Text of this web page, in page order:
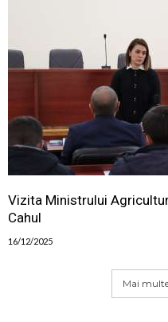
Vizita Ministrului
Cahul
16/12/2025
Mai